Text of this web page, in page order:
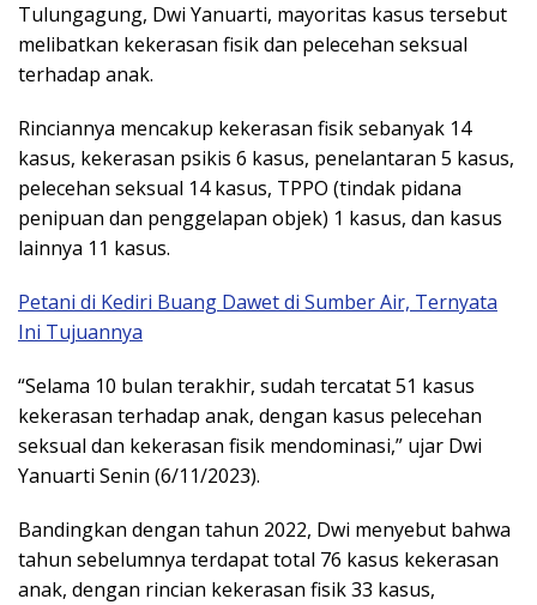
Tulungagung, Dwi Yanuarti, mayoritas kasus tersebut
melibatkan kekerasan fisik dan pelecehan seksual
terhadap anak.
Rinciannya mencakup kekerasan fisik sebanyak 14
kasus, kekerasan psikis 6 kasus, penelantaran 5 kasus,
pelecehan seksual 14 kasus, TPPO (tindak pidana
penipuan dan penggelapan objek) 1 kasus, dan kasus
lainnya 11 kasus.
Petani di Kediri Buang Dawet di Sumber Air, Ternyata
Ini Tujuannya
“Selama 10 bulan terakhir, sudah tercatat 51 kasus
kekerasan terhadap anak, dengan kasus pelecehan
seksual dan kekerasan fisik mendominasi,” ujar Dwi
Yanuarti Senin (6/11/2023).
Bandingkan dengan tahun 2022, Dwi menyebut bahwa
tahun sebelumnya terdapat total 76 kasus kekerasan
anak, dengan rincian kekerasan fisik 33 kasus,